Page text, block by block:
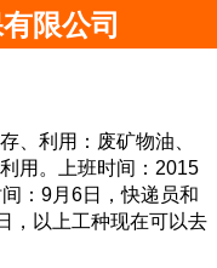
限公司
、利用：废矿物油、
用。上班时间：2015
：9月6日，快递员和
，以上工种现在可以去